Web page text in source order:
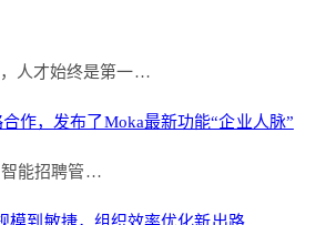
人才始终是第一…
作，发布了Moka最新功能“企业人脉”
智能招聘管…